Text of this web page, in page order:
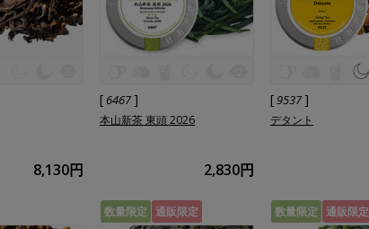
8,130円
[ 6467 ]
本山新茶 東頭 2026
2,830円
[9537 ]
デタント
数量限定 通販限定 数量限定 通販限定